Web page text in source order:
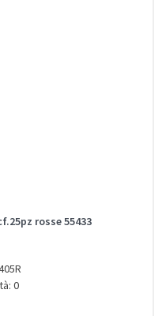
rosse 55433
0